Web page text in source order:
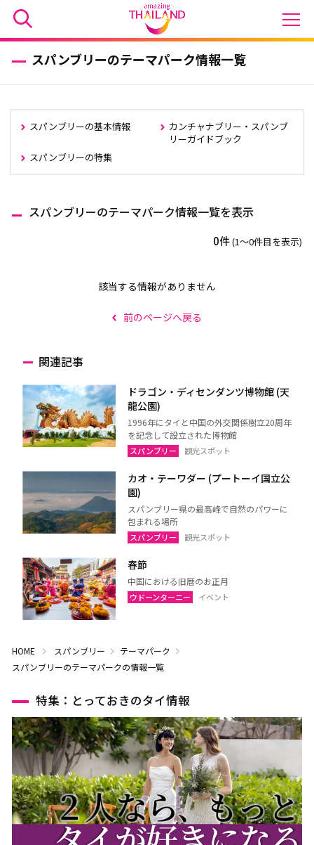
スパンブリーのテーマパーク情報一覧
スパンブリーの基本情報
カンチャナブリー・スパンブ
リーガイドブック
スパンブリーの特集
スパンブリーのテーマパーク情報一覧を表示
0件(1〜0件目を表示)
該当する情報がありません
前のページへ戻る
関連記事
ドラゴン・ディセンダンツ博物館 (天
龍公園)
1996年にタイと中国の外交関係樹立20周年
を記念して設立された博物館
スパンブリー 観光スポット
カオ・テーワダー (プートーイ国立公
園)
スパンブリー県の最高峰で自然のパワーに
包まれる場所
スパンブリー 観光スポット
春節
中国における旧暦のお正月
ウドーンターニー イベント
HOME スパンブリー
テーマパーク
スパンブリーのテーマパークの情報一覧
特集：とっておきのタイ情報